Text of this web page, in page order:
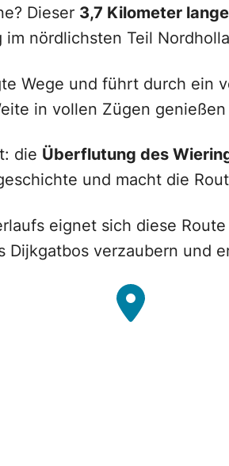
Dieser 3,7 Kilometer
nördlichsten Teil
Wege und führt durch ein
in vollen Zügen
die Überflutung des
und macht die
eignet sich diese
Dijkgatbos verzaubern und